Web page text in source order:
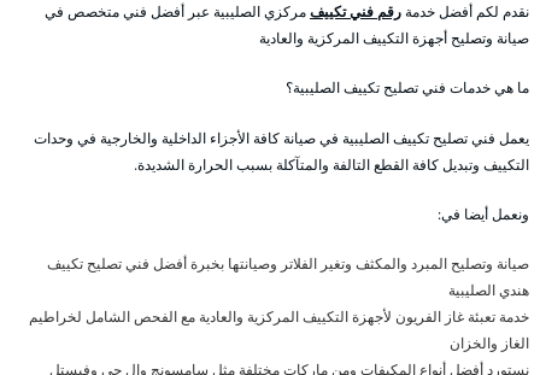
نقدم لكم أفضل خدمةرقم فني تكييفمركزي الصليبية عبر أفضل فني متخصص في
صيانة وتصليح أجهزة التكييف المركزية والعادية
ما هي خدمات فني تصليح تكييف الصليبية؟
يعمل فني تصليح تكييف الصليبية في صيانة كافة الأجزاء الداخلية والخارجية في وحدات
التكييف وتبديل كافة القطع التالفة والمتآكلة بسبب الحرارة الشديدة.
ونعمل أيضا في:
صيانة وتصليح المبرد والمكثف وتغير الفلاتر وصيانتها بخبرة أفضل فني تصليح تكييف
هندي الصليبية
خدمة تعبئة غاز الفريون لأجهزة التكييف المركزية والعادية مع الفحص الشامل لخراطيم
الغاز والخزان
نستورد أفضل أنواع المكيفات ومن ماركات مختلفة مثل سامسونج وال جي وفيستل